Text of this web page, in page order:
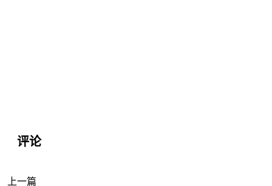
评论
上一篇